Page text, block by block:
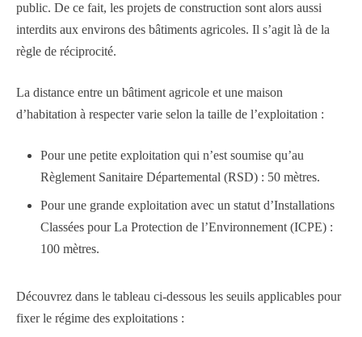
public. De ce fait, les projets de construction sont alors aussi
interdits aux environs des bâtiments agricoles. Il s’agit là de la
règle de réciprocité.
La distance entre un bâtiment agricole et une maison
d’habitation à respecter varie selon la taille de l’exploitation :
Pour une petite exploitation qui n’est soumise qu’au
Règlement Sanitaire Départemental (RSD) : 50 mètres.
Pour une grande exploitation avec un statut d’Installations
Classées pour La Protection de l’Environnement (ICPE) :
100 mètres.
Découvrez dans le tableau ci-dessous les seuils applicables pour
fixer le régime des exploitations :